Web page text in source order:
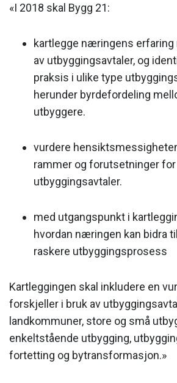
«I 2018 skal Bygg 21:
kartlegge næringens erfaring
av utbyggingsavtaler, og
praksis i ulike type
herunder byrdefordeling
utbyggere.
vurdere
rammer og forutsetninger for
utbyggingsavtaler.
med utgangspunkt i
hvordan næringen kan bidra
raskere utbyggingsprosess
Kartleggingen skal inkludere en
forskjeller i bruk av
landkommuner, store og små
enkeltstående utbygging,
fortetting og bytransformasjon.»